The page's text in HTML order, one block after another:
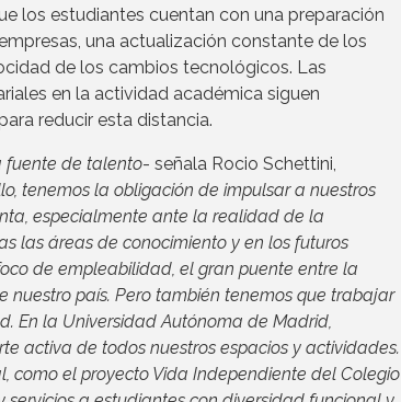
los estudiantes cuentan con una preparación
una actualización constante de los
de los cambios tecnológicos. Las
en la actividad académica siguen
reducir esta distancia.
fuente de talento- señala Rocio Schettini,
tenemos la obligación de impulsar a nuestros
especialmente ante la realidad de la
las áreas de conocimiento y en los futuros
de empleabilidad, el gran puente entre la
país. Pero también tenemos que trabajar
En la Universidad Autónoma de Madrid,
activa de todos nuestros espacios y actividades.
como el proyecto Vida Independiente del Colegio